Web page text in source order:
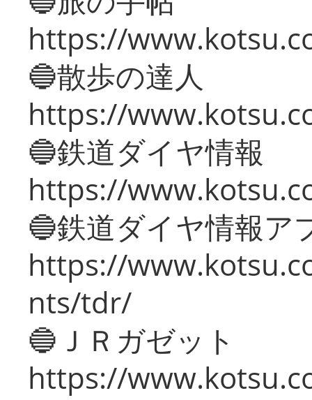
https://
🔵散歩の達人
https://
🔵鉄道ダイヤ情報
https://
🔵鉄道ダイヤ情報ア
https://
nts/tdr/
🔵ＪＲガゼット
https://